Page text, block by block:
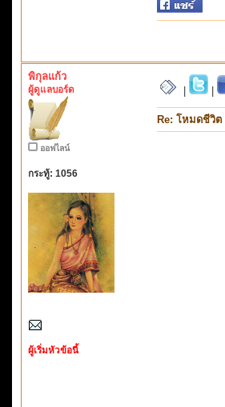
พิกุลแก้ว
ผู้ดูแลบอร์ด
ออฟไลน์
กระทู้: 1056
ผู้เริ่มหัวข้อนี้
Re: โหมดชีวิต